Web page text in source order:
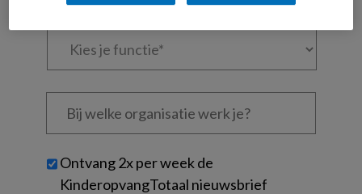
Kies
Bij
welke
je?
Untitled
Ontvang 2x per week de
KinderopvangTotaal nieuwsbrief